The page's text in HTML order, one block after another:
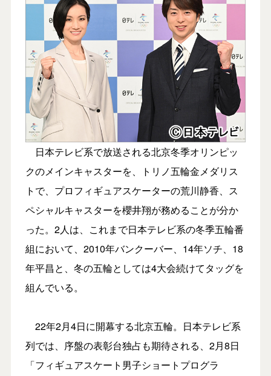
日本テレビ系で放送される北京冬季オリンピッ
クのメインキャスターを、トリノ五輪金メダリス
トで、プロフィギュアスケーターの荒川静香、ス
ペシャルキャスターを櫻井翔が務めることが分か
った。2人は、これまで日本テレビ系の冬季五輪番
組において、2010年バンクーバー、14年ソチ、18
年平昌と、冬の五輪としては4大会続けてタッグを
組んでいる。
22年2月4日に開幕する北京五輪。日本テレビ系
列では、序盤の表彰台独占も期待される、2月8日
「フィギュアスケート男子ショートプログラ